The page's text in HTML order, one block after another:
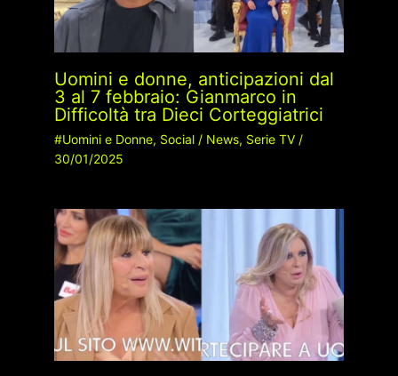
Uomini e donne, anticipazioni dal
3 al 7 febbraio: Gianmarco in
Difficoltà tra Dieci Corteggiatrici
#Uomini e Donne, Social/ News, Serie TV/
30/01/2025